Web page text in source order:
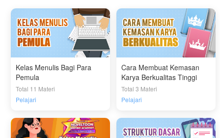
Kelas Menulis Bagi Para
Pemula
Total 11 Materi
Pelajari
Cara Membuat Kemasan
Karya Berkualitas Tinggi
Total 3 Materi
Pelajari